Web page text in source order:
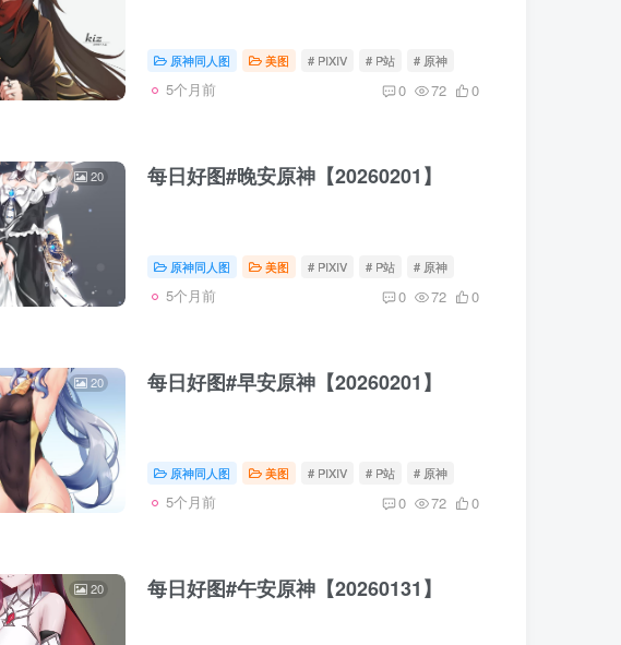
原神同人图 美图 # PIXIV # P站 # 原神
5个月前 0 72 0
20 每日好图#晚安原神【20260201】
原神同人图 美图 # PIXIV # P站 # 原神
5个月前 0 72 0
20 每日好图#早安原神【20260201】
原神同人图 美图 # PIXIV # P站 # 原神
5个月前 0 72 0
20 每日好图#午安原神【20260131】